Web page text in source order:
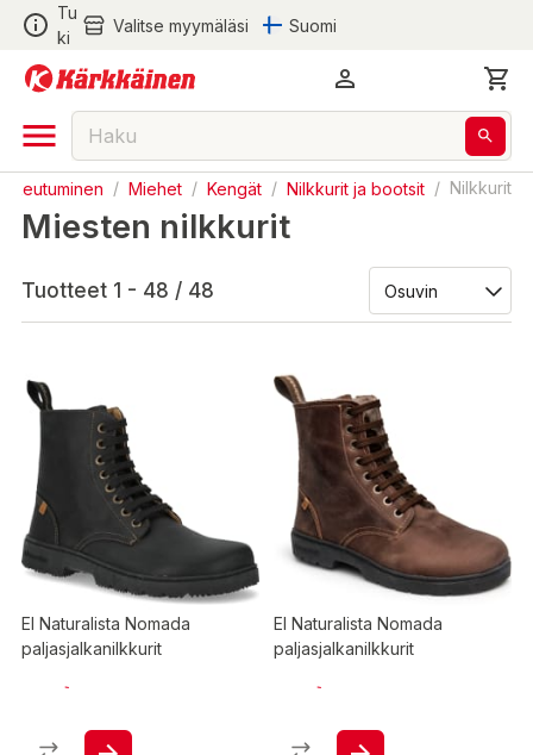
Tu
ki
Valitse myymäläsi Suomi
/ Miehet / Kengät / Nilkkurit ja bootsit / Nilkkurit
Miesten nilkkurit
Tuotteet 1 - 48 / 48
El Naturalista Nomada
paljasjalkanilkkurit
El Naturalista Nomada
paljasjalkanilkkurit